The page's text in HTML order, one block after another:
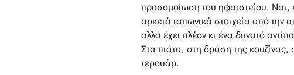
προσομοίωση του ηφαιστείου. Ναι,
αρκετά ιαπωνικά στοιχεία από την
αλλά έχει πλέον κι ένα δυνατό
Στα πιάτα, στη δράση της
τερουάρ.